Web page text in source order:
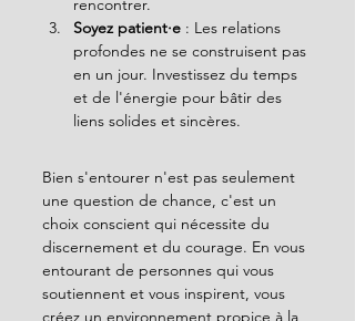
rencontrer.
Soyez patient·e : Les relations
profondes ne se construisent pas
en un jour. Investissez du temps
et de l'énergie pour bâtir des
liens solides et sincères.
Bien s'entourer n'est pas seulement
une question de chance, c'est un
choix conscient qui nécessite du
discernement et du courage. En vous
entourant de personnes qui vous
soutiennent et vous inspirent, vous
créez un environnement propice à la